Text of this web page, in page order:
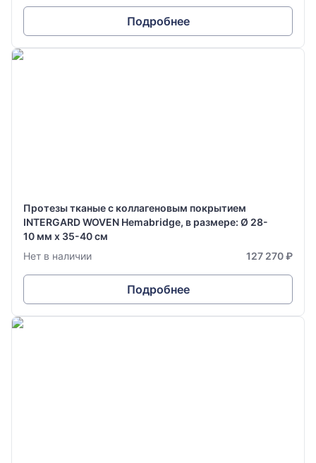
Подробнее
Протезы тканые с коллагеновым покрытием
INTERGARD WOVEN Hemabridge, в размере: Ø 28-
10 мм х 35-40 см
Нет в наличии
127 270 ₽
Подробнее